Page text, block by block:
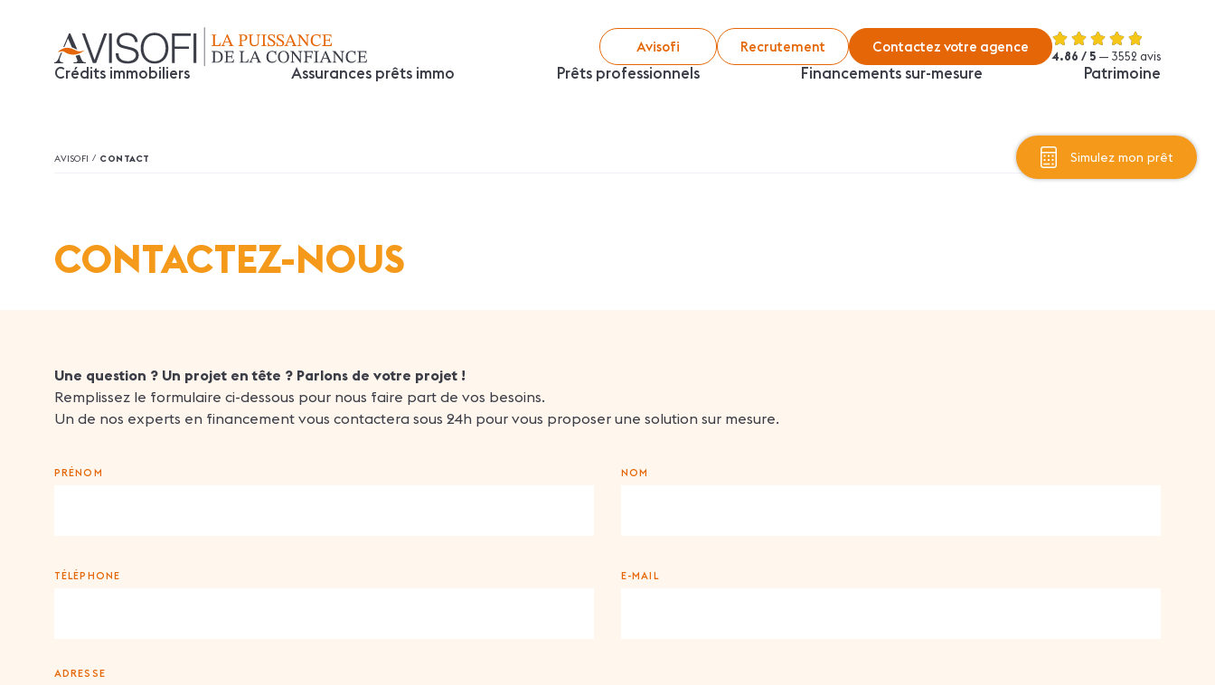
Avisofi Recrutement Contactez votre agence
4.86 / 5 — 3552 avis
Crédits immobiliers Assurances prêts immo Prêts professionnels Financements sur-mesure Patrimoine
Simulez mon prêt
AVISOFI / CONTACT
CONTACTEZ-NOUS
Une question ? Un projet en tête ? Parlons de votre projet !
Remplissez le formulaire ci-dessous pour nous faire part de vos besoins.
Un de nos experts en financement vous contactera sous 24h pour vous proposer une solution sur mesure.
PRÉNOM NOM
TÉLÉPHONE E-MAIL
ADRESSE